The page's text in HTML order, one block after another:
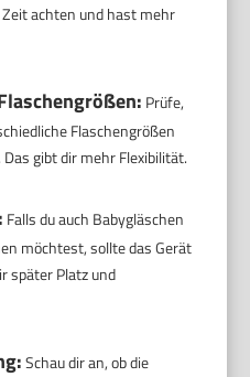
achten und hast mehr
Prüfe,
Flaschengrößen
gibt dir mehr Flexibilität.
Falls du auch Babygläschen
möchtest, sollte das Gerät
später Platz und
Schau dir an, ob die